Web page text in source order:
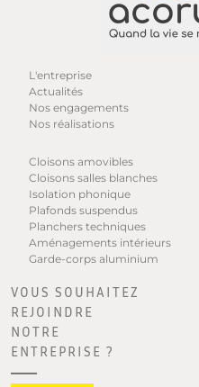
L'entreprise
Actualités
Nos engagements
Nos réalisations
Cloisons amovibles
Cloisons salles blanches
Isolation phonique
Plafonds suspendus
Planchers techniques
Aménagements intérieurs
Garde-corps aluminium
VOUS SOUHAITEZ
REJOINDRE
NOTRE
ENTREPRISE ?